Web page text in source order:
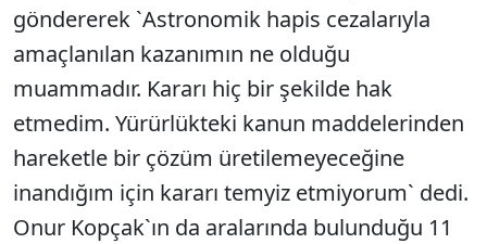
göndererek `Astronomik hapis cezalarıyla
amaçlanılan kazanımın ne olduğu
muammadır. Kararı hiç bir şekilde hak
etmedim. Yürürlükteki kanun maddelerinden
hareketle bir çözüm üretilemeyeceğine
inandığım için kararı temyiz etmiyorum` dedi.
Onur Kopçak`ın da aralarında bulunduğu 11